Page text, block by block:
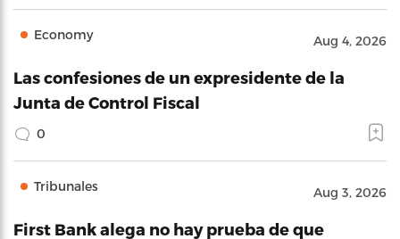
Economy Aug 4, 2026
Las confesiones de un expresidente de la
Junta de Control Fiscal
0
Tribunales Aug 3, 2026
First Bank alega no hay prueba de que